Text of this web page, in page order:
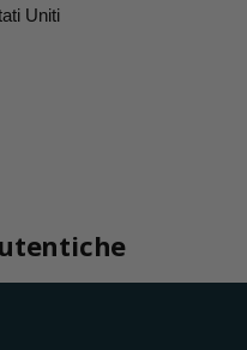
Uniti